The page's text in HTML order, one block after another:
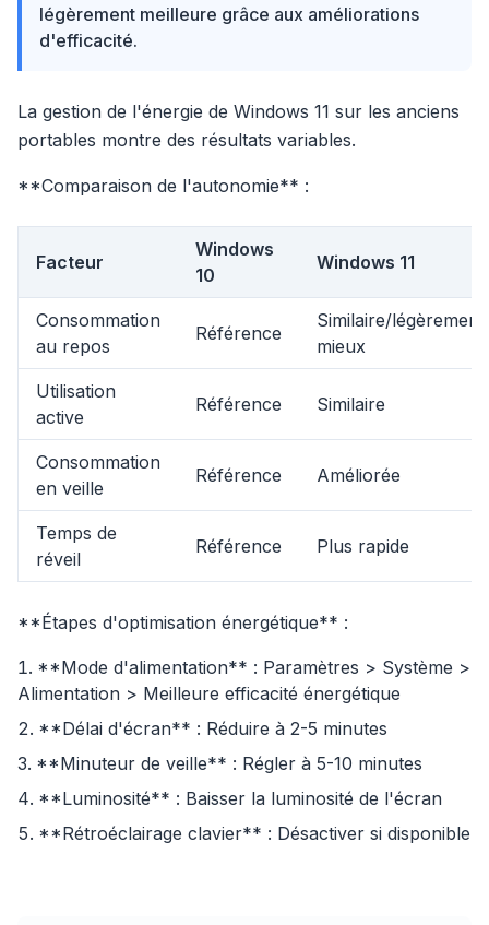
légèrement meilleure grâce aux améliorations
d'efficacité.
La gestion de l'énergie de Windows 11 sur les anciens
portables montre des résultats variables.
**Comparaison de l'autonomie** :
Facteur
Windows
10
Windows 11
Consommation
au repos
Référence
Similaire/légèrement
mieux
Utilisation
active
Référence Similaire
Consommation
en veille
Référence Améliorée
Temps de
réveil
Référence Plus rapide
**Étapes d'optimisation énergétique** :
**Mode d'alimentation** : Paramètres > Système >
Alimentation > Meilleure efficacité énergétique
**Délai d'écran** : Réduire à 2-5 minutes
**Minuteur de veille** : Régler à 5-10 minutes
**Luminosité** : Baisser la luminosité de l'écran
**Rétroéclairage clavier** : Désactiver si disponible
flyoobe
BrowserOptimizer